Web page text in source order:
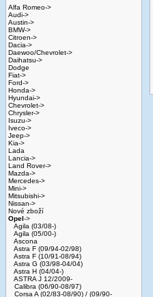
Alfa Romeo->
Audi->
Austin->
BMW->
Citroen->
Dacia->
Daewoo/Chevrolet->
Daihatsu->
Dodge
Fiat->
Ford->
Honda->
Hyundai->
Chevrolet->
Chrysler->
Isuzu->
Iveco->
Jeep->
Kia->
Lada
Lancia->
Land Rover->
Mazda->
Mercedes->
Mini->
Mitsubishi->
Nissan->
Nové zboží
Opel->
Agila (03/08-)
Agila (05/00-)
Ascona
Astra F (09/94-02/98)
Astra F (10/91-08/94)
Astra G (03/98-04/04)
Astra H (04/04-)
ASTRA J 12/2009-
Calibra (06/90-08/97)
Corsa A (02/83-08/90) / (09/90-